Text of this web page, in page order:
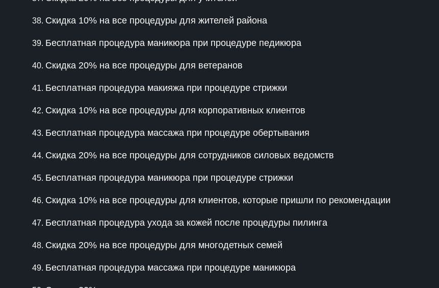
Скидка 10% на все процедуры для жителей района
Бесплатная процедура маникюра при процедуре педикюра
Скидка 20% на все процедуры для ветеранов
Бесплатная процедура макияжа при процедуре стрижки
Скидка 10% на все процедуры для корпоративных клиентов
Бесплатная процедура массажа при процедуре обертывания
Скидка 20% на все процедуры для сотрудников силовых ведомств
Бесплатная процедура маникюра при процедуре стрижки
Скидка 10% на все процедуры для клиентов, которые пришли по рекомендации
Бесплатная процедура ухода за кожей после процедуры пилинга
Скидка 20% на все процедуры для многодетных семей
Бесплатная процедура массажа при процедуре маникюра